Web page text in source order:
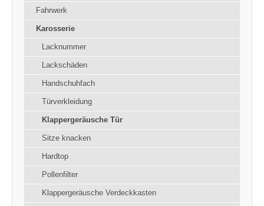
Fahrwerk
Karosserie
Lacknummer
Lackschäden
Handschuhfach
Türverkleidung
Klappergeräusche Tür
Sitze knacken
Hardtop
Pollenfilter
Klappergeräusche Verdeckkasten